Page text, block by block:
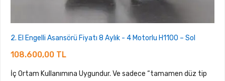
2. El Engelli Asansörü Fiyatı 8 Aylık - 4 Motorlu H1100 – Sol
108.600,00 TL
İç Ortam Kullanımına Uygundur. Ve sadece “tamamen düz tip